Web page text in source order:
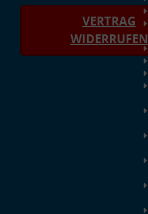
VERTRAG
WIDERRUFEN